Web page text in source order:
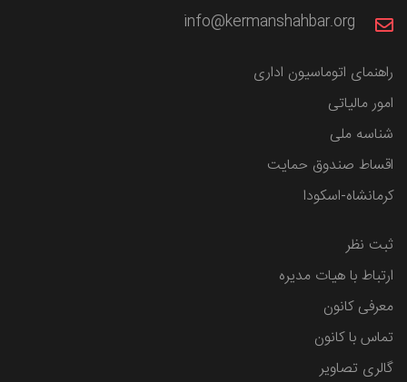
info@kermanshahbar.org
راهنمای اتوماسیون اداری
امور مالیاتی
شناسه ملی
اقساط صندوق حمایت
کرمانشاه-اسکودا
ثبت نظر
ارتباط با هیات مدیره
معرفی کانون
تماس با کانون
گالری تصاویر